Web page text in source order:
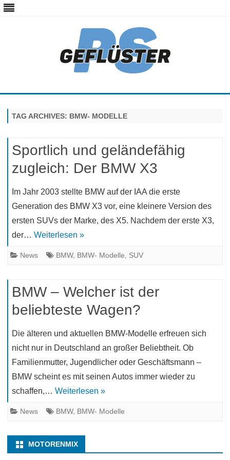
Skip
content
TAG ARCHIVES: BMW- MODELLE
Sportlich und geländefähig
zugleich: Der BMW X3
Im Jahr 2003 stellte BMW auf der IAA die erste
Generation des BMW X3 vor, eine kleinere Version des
ersten SUVs der Marke, des X5. Nachdem der erste X3,
der… Weiterlesen »
News BMW, BMW- Modelle SUV
BMW – Welcher ist der
beliebteste Wagen?
Die älteren und aktuellen BMW-Modelle erfreuen sich
nicht nur in Deutschland an großer Beliebtheit. Ob
Familienmutter, Jugendlicher oder Geschäftsmann –
BMW scheint es mit seinen Autos immer wieder zu
schaffen,… Weiterlesen »
News BMW, BMW- Modelle
MOTORENMIX